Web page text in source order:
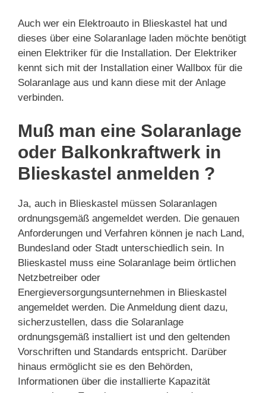
Auch wer ein Elektroauto in Blieskastel hat und
dieses über eine Solaranlage laden möchte benötigt
einen Elektriker für die Installation. Der Elektriker
kennt sich mit der Installation einer Wallbox für die
Solaranlage aus und kann diese mit der Anlage
verbinden.
Muß man eine Solaranlage
oder Balkonkraftwerk in
Blieskastel anmelden ?
Ja, auch in Blieskastel müssen Solaranlagen
ordnungsgemäß angemeldet werden. Die genauen
Anforderungen und Verfahren können je nach Land,
Bundesland oder Stadt unterschiedlich sein. In
Blieskastel muss eine Solaranlage beim örtlichen
Netzbetreiber oder
Energieversorgungsunternehmen in Blieskastel
angemeldet werden. Die Anmeldung dient dazu,
sicherzustellen, dass die Solaranlage
ordnungsgemäß installiert ist und den geltenden
Vorschriften und Standards entspricht. Darüber
hinaus ermöglicht sie es den Behörden,
Informationen über die installierte Kapazität